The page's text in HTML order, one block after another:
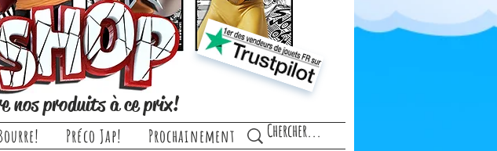
nos produits à ce prix!
Préco Jap! Prochainement